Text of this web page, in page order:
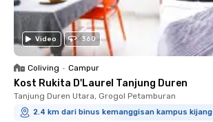
Video 360
Coliving • Campur
Kost Rukita D'Laurel Tanjung Duren
Tanjung Duren Utara, Grogol Petamburan
2.4 km dari binus kemanggisan kampus kijang